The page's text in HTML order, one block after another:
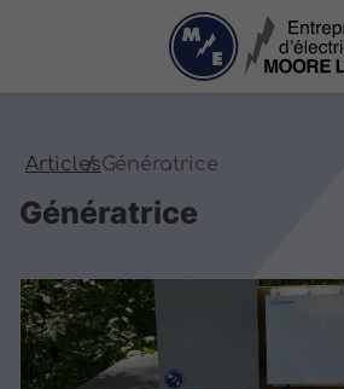
ArticlesGénératrice
Génératrice